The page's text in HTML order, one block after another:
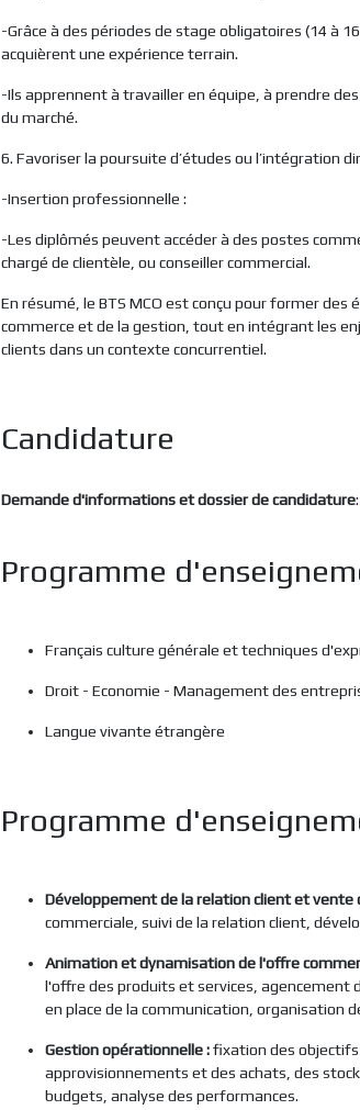
-Grâce à des périodes de stage obligatoires (14 à
acquièrent une expérience terrain.
-Ils apprennent à travailler en équipe, à prendre
du marché.
6. Favoriser la poursuite d’études ou l’intégration
-Insertion professionnelle :
-Les diplômés peuvent accéder à des postes
chargé de clientèle, ou conseiller commercial.
En résumé, le BTS MCO est conçu pour former
commerce et de la gestion, tout en intégrant les
clients dans un contexte concurrentiel.
Candidature
Demande d'informations et dossier de candidature:
Programme
Français culture générale et techniques
Droit - Economie - Management des
Langue vivante étrangère
Programme
Développement de la relation client et vente
commerciale, suivi de la relation client,
Animation et dynamisation de l'offre
l'offre des produits et services, agencement
en place de la communication, organisation
Gestion opérationnelle :fixation des objectifs
approvisionnements et des achats, des
budgets, analyse des performances.